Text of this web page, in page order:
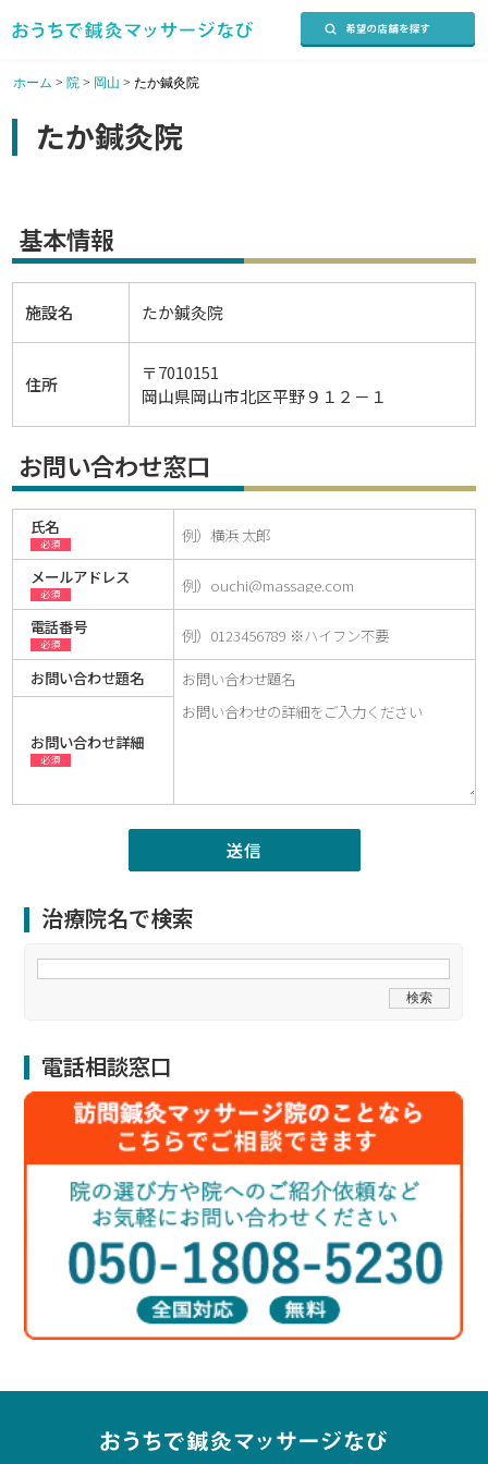
ホーム > 院> 岡山 > たか鍼灸院
たか鍼灸院
基本情報
施設名 たか鍼灸院
住所
〒7010151
岡山県岡山市北区平野９１２－１
お問い合わせ窓口
氏名
必須
メールアドレス
必須
電話番号
必須
お問い合わせ題名
お問い合わせ詳細
必須
治療院名で検索
電話相談窓口